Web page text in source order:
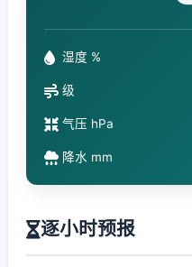
湿度 %
级
气压 hPa
降水 mm
逐小时预报